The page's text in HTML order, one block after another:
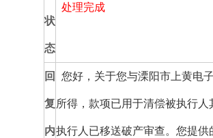
状
态
处理完成
回
复
内
您好，关于您与溧阳市上黄电
所得，款项已用于清偿被执行
执行人已移送破产审查。您提